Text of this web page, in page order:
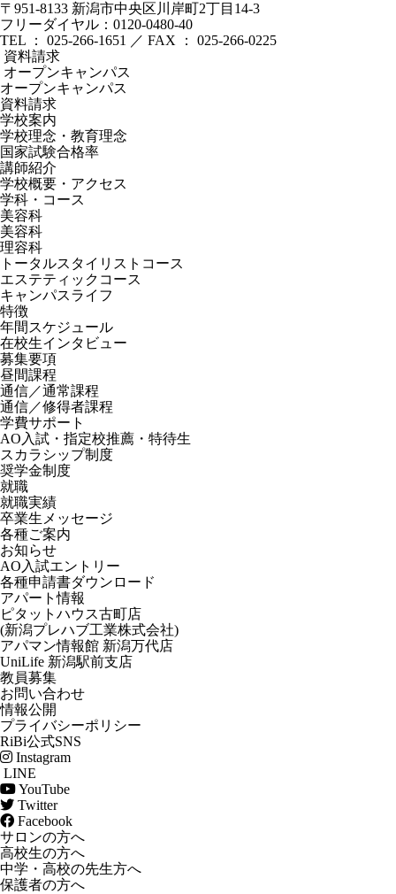
〒951-8133 新潟市中央区川岸町2丁目14-3
フリーダイヤル：0120-0480-40
TEL ： 025-266-1651 ／ FAX ： 025-266-0225
資料請求
オープンキャンパス
オープンキャンパス
資料請求
学校案内
学校理念・教育理念
国家試験合格率
講師紹介
学校概要・アクセス
学科・コース
美容科
美容科
理容科
トータルスタイリストコース
エステティックコース
キャンパスライフ
特徴
年間スケジュール
在校生インタビュー
募集要項
昼間課程
通信／通常課程
通信／修得者課程
学費サポート
AO入試・指定校推薦・特待生
スカラシップ制度
奨学金制度
就職
就職実績
卒業生メッセージ
各種ご案内
お知らせ
AO入試エントリー
各種申請書ダウンロード
アパート情報
ピタットハウス古町店
(新潟プレハブ工業株式会社)
アパマン情報館 新潟万代店
UniLife 新潟駅前支店
教員募集
お問い合わせ
情報公開
プライバシーポリシー
RiBi公式SNS
Instagram
LINE
YouTube
Twitter
Facebook
サロンの方へ
高校生の方へ
中学・高校の先生方へ
保護者の方へ